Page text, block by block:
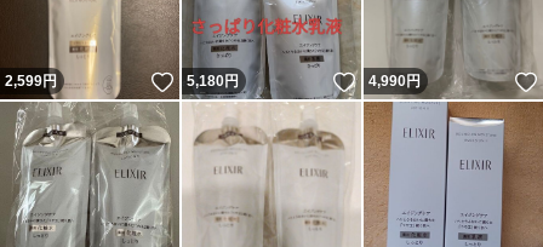
2,599円 いいね！
5,180円 いいね！
4,990円